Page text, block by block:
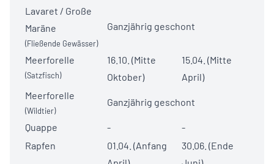
Lavaret / Große
Maräne
(Fließende Gewässer)
Ganzjährig geschont
Meerforelle
(Satzfisch)
16.10. (Mitte
Oktober)
15.04. (Mitte
April)
Meerforelle
(Wildtier)
Ganzjährig geschont
Quappe -
-
Rapfen
01.04. (Anfang
30.06. (Ende